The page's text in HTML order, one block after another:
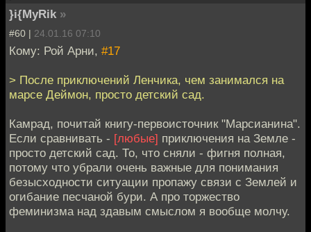
}i{MyRik »
#60 | 24.01.16 07:10
Кому: Рой Арни, #17
> После приключений Ленчика, чем занимался на
марсе Деймон, просто детский сад.
Камрад, почитай книгу-первоисточник "Марсианина".
Если сравнивать - [любые] приключения на Земле -
просто детский сад. То, что сняли - фигня полная,
потому что убрали очень важные для понимания
безысходности ситуации пропажу связи с Землей и
огибание песчаной бури. А про торжество
феминизма над здавым смыслом я вообще молчу.